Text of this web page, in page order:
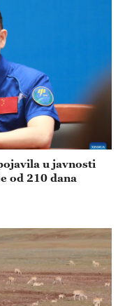
u javnosti
od 210 dana